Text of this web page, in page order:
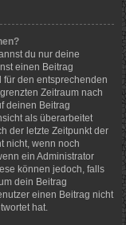
du nur deine
einen Beitrag
für den entsprechenden
Zeitraum nach
deinen Beitrag
als überarbeitet
der letzte Zeitpunkt der
nicht, wenn noch
ein Administrator
können jedoch, falls
dein Beitrag
einen Beitrag nicht
hat.